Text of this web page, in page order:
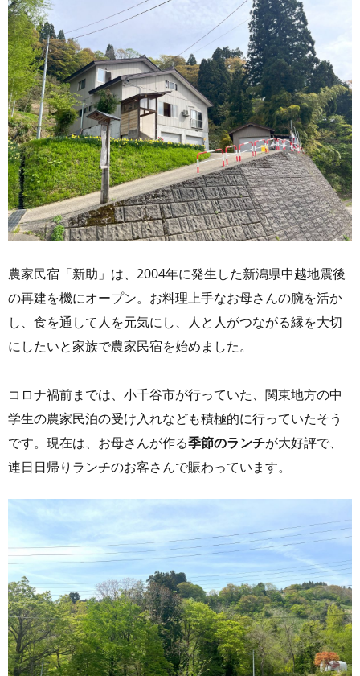
農家民宿「新助」は、2004年に発生した新潟県中越地震後
の再建を機にオープン。お料理上手なお母さんの腕を活か
し、食を通して人を元気にし、人と人がつながる縁を大切
にしたいと家族で農家民宿を始めました。
コロナ禍前までは、小千谷市が行っていた、関東地方の中
学生の農家民泊の受け入れなども積極的に行っていたそう
です。現在は、お母さんが作る季節のランチが大好評で、
連日日帰りランチのお客さんで賑わっています。